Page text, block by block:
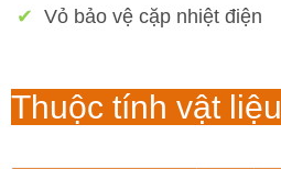
✔ Vỏ bảo vệ cặp nhiệt điện
Thuộc tính vật liệu